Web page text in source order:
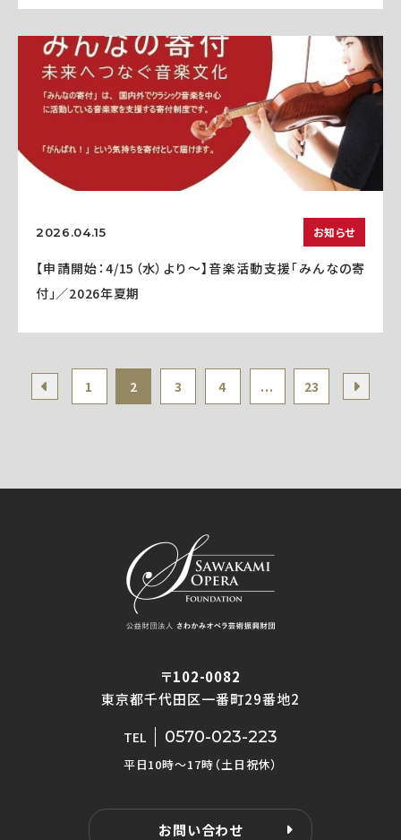
2026.04.15 お知らせ
【申請開始：4/15（水）より～】音楽活動支援「みんなの寄
付」／2026年夏期
1 2 3 4 ... 23
〒102-0082
東京都千代田区一番町29番地2
TEL 0570-023-223
平日10時〜17時（土日祝休）
お問い合わせ